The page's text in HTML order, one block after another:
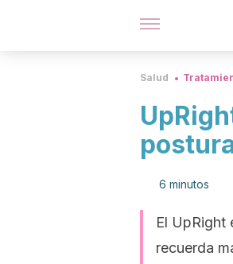
Salud
6 minutos
El UpRight
recuerda